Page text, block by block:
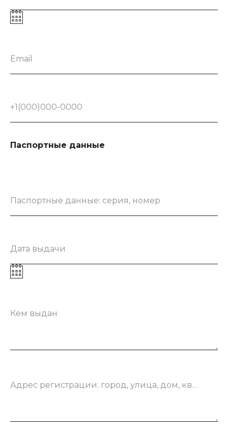
Email
+1(000)000-0000
Паспортные данные
Паспортные данные: серия, номер
Дата выдачи
Кем выдан
Адрес регистрации: город, улица, дом, квартира